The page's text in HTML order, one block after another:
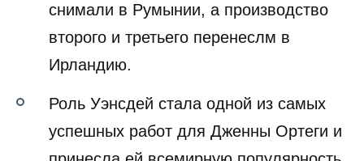
снимали в Румынии, а производство
второго и третьего перенеслм в
Ирландию.
Роль Уэнсдей стала одной из самых
успешных работ для Дженны Ортеги и